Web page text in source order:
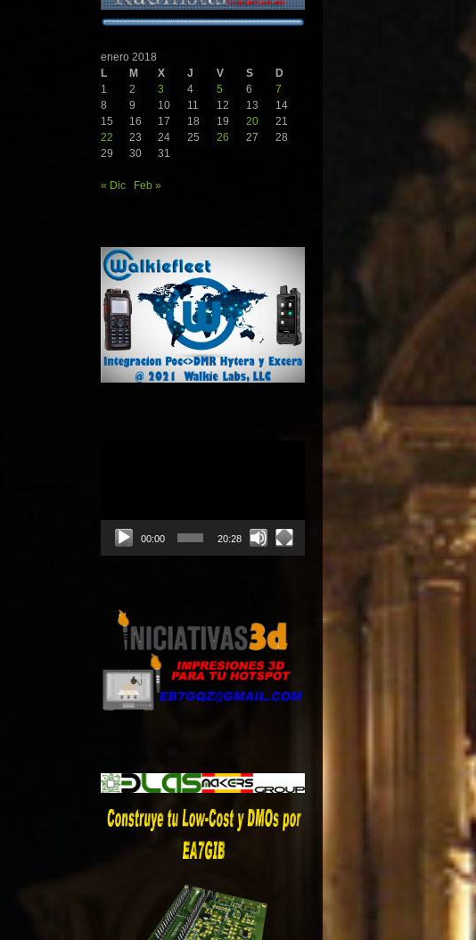
enero 2018
L
M X J V S
D
1
2 3 4 5 6
7
8
9 10 11 12 13
14
15
16 17 18 19 20
21
22
23 24 25 26 27
28
29
30 31
« Dic Feb »
00:00 20:28